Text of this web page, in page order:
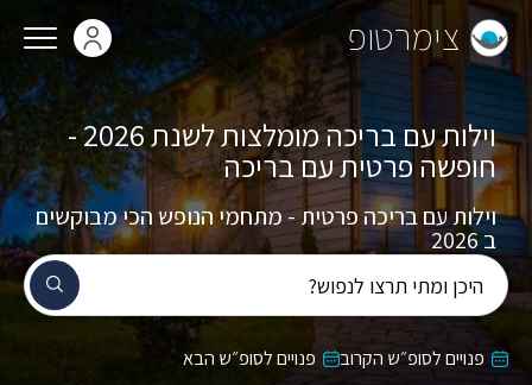
צימרטופ
היכן ומתי תרצו לנפוש?
וילות עם בריכה מומלצות לשנת 2026 -
חופשה פרטית עם בריכה
וילות עם בריכה פרטית - מתחמי הנופש הכי מבוקשים
ב 2026
פנויים לסופ״ש הקרוב פנויים לסופ״ש הבא